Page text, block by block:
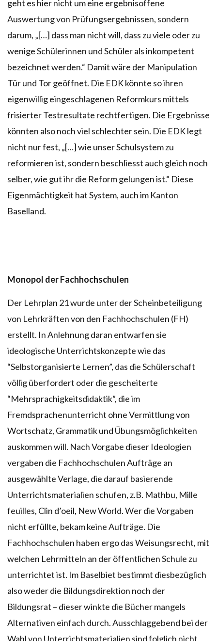
geht es hier nicht um eine ergebnisoffene
Auswertung von Prüfungsergebnissen, sondern
darum, „[…] dass man nicht will, dass zu viele oder zu
wenige Schülerinnen und Schüler als inkompetent
bezeichnet werden.“ Damit wäre der Manipulation
Tür und Tor geöffnet. Die EDK könnte so ihren
eigenwillig eingeschlagenen Reformkurs mittels
frisierter Testresultate rechtfertigen. Die Ergebnisse
könnten also noch viel schlechter sein. Die EDK legt
nicht nur fest, „[…] wie unser Schulsystem zu
reformieren ist, sondern beschliesst auch gleich noch
selber, wie gut ihr die Reform gelungen ist.“ Diese
Eigenmächtigkeit hat System, auch im Kanton
Baselland.
Monopol der Fachhochschulen
Der Lehrplan 21 wurde unter der Scheinbeteiligung
von Lehrkräften von den Fachhochschulen (FH)
erstellt. In Anlehnung daran entwarfen sie
ideologische Unterrichtskonzepte wie das
“Selbstorganisierte Lernen”, das die Schülerschaft
völlig überfordert oder die gescheiterte
“Mehrsprachigkeitsdidaktik”, die im
Fremdsprachenunterricht ohne Vermittlung von
Wortschatz, Grammatik und Übungsmöglichkeiten
auskommen will. Nach Vorgabe dieser Ideologien
vergaben die Fachhochschulen Aufträge an
ausgewählte Verlage, die darauf basierende
Unterrichtsmaterialien schufen, z.B. Mathbu, Mille
feuilles, Clin d’oeil, New World. Wer die Vorgaben
nicht erfüllte, bekam keine Aufträge. Die
Fachhochschulen haben ergo das Weisungsrecht, mit
welchen Lehrmitteln an der öffentlichen Schule zu
unterrichtet ist. Im Baselbiet bestimmt diesbezüglich
also weder die Bildungsdirektion noch der
Bildungsrat – dieser winkte die Bücher mangels
Alternativen einfach durch. Ausschlaggebend bei der
Wahl von Unterrichtsmaterialien sind folglich nicht